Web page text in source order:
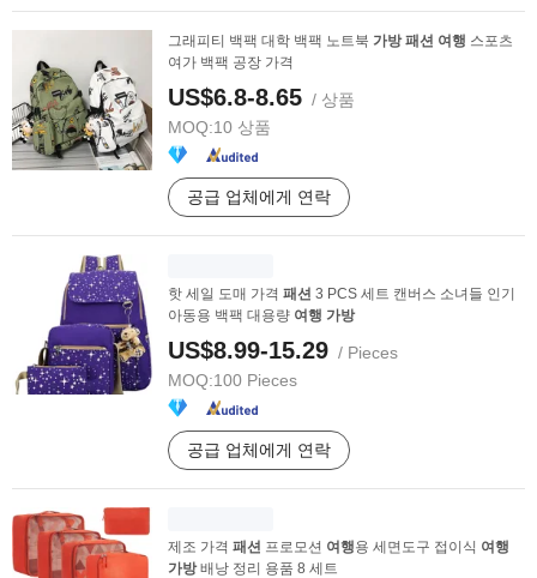
그래피티 백팩 대학 백팩 노트북 가방 패션 여행 스포츠
여가 백팩 공장 가격
US$6.8-8.65 / 상품
MOQ:10 상품
공급 업체에게 연락
핫 세일 도매 가격 패션 3 PCS 세트 캔버스 소녀들 인기
아동용 백팩 대용량 여행 가방
US$8.99-15.29 / Pieces
MOQ:100 Pieces
공급 업체에게 연락
제조 가격 패션 프로모션 여행용 세면도구 접이식 여행
가방배낭 정리 용품 8 세트